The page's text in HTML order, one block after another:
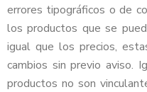
errores tipográficos o de
los productos que se
igual que los precios,
cambios sin previo aviso.
productos no son